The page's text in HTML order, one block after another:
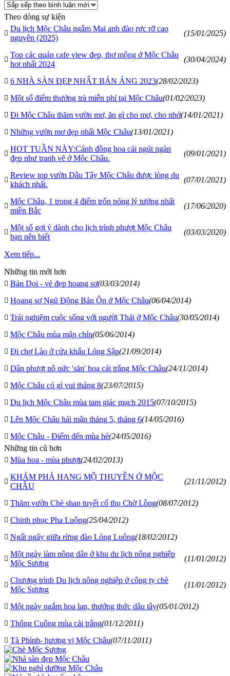
Theo dòng sự kiện
Du lịch Mộc Châu ngắm Mai anh đào rực rỡ cao
nguyên (2025)
(15/01/2025)
Top các quán cafe view đẹp, thơ mộng ở Mộc Châu
hot nhất 2024
(30/04/2024)
6 NHÀ SÀN ĐẸP NHẤT BẢN ÁNG 2023(28/02/2023)
Một số điểm thưởng trà miễn phí tại Mộc Châu(01/02/2023)
Đi Mộc Châu thăm vườn mơ, ăn gì cho mơ, cho nhớ(14/01/2021)
Những vườn mơ đẹp nhất Mộc Châu(13/01/2021)
HOT TUẦN NÀY:Cánh đồng hoa cải ngút ngàn
đẹp như tranh vẽ ở Mộc Châu.
(09/01/2021)
Review top vườn Dâu Tây Mộc Châu được lòng du
khách nhất.
(07/01/2021)
Mộc Châu, 1 trong 4 điểm trốn nóng lý tưởng nhất
miền Bắc
(17/06/2020)
Một số gợi ý dành cho lịch trình phượt Mộc Châu
bạn nên biết
(03/03/2020)
Xem tiếp...
Những tin mới hơn
Bản Dọi - vẻ đẹp hoang sơ(03/03/2014)
Hoang sơ Ngũ Động Bản Ôn ở Mộc Châu(06/04/2014)
Trải nghiệm cuộc sống với người Thái ở Mộc Châu(30/05/2014)
Mộc Châu mùa mận chín(05/06/2014)
Đi chợ Lào ở cửa khẩu Lóng Sập(21/09/2014)
Dân phượt nô nức 'săn' hoa cải trắng Mộc Châu(24/11/2014)
Mộc Châu có gì vui tháng 8(23/07/2015)
Du lịch Mộc Châu mùa tam giác mạch 2015(07/10/2015)
Lên Mộc Châu hái mận tháng 5, tháng 6(14/05/2016)
Mộc Châu - Điểm đến mùa hè(24/05/2016)
Những tin cũ hơn
Mùa hoa - mùa phượt(24/02/2013)
KHÁM PHÁ HANG MỘ THUYỀN Ở MỘC
CHÂU
(21/11/2012)
Thăm vườn Chè shan tuyết cổ thụ Chờ Lồng(08/07/2012)
Chinh phục Pha Luông(25/04/2012)
Ngất ngây giữa rừng đào Lóng Luông(18/02/2012)
Một ngày làm nông dân ở khu du lịch nông nghiệp
Mộc Sương
(11/01/2012)
Chương trình Du lịch nông nghiệp ở công ty chè
Mộc Sương
(11/01/2012)
Một ngày ngắm hoa lan, thưởng thức dâu tây(05/01/2012)
Thông Cuông mùa cải trắng(01/12/2011)
Tà Phình- hương vị Mộc Châu(07/11/2011)